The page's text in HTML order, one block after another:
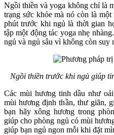
Ngồi thiền và yoga không chỉ là
trạng sức khỏe mà nó còn là
phút trước khi ngủ là thời gian
tập một động tác yoga nhẹ
ngủ và ngủ sâu vì không còn suy
Ngồi thiền trước khi ngủ giúp
Các mùi hương tinh dầu như
mùi hương định thần, thư giãn,
bạn hãy xông hương trong
giúp cho phòng ngủ có mùi
giúp bạn ngủ ngon mỗi khi đặt